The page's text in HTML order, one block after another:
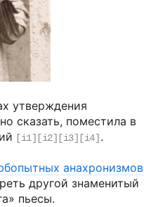
утверждения
сказать, поместила в
[i1] [i2] [i3] [i4] .
анахронизмов
другой знаменитый
пьесы.